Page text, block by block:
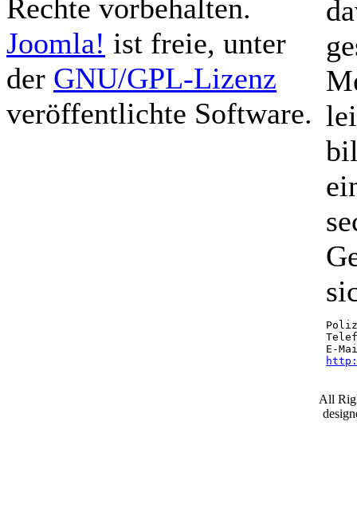
Rechte vorbehalten.
Joomla! ist freie, unter
der GNU/GPL-Lizenz
veröffentlichte Software.
E-
All